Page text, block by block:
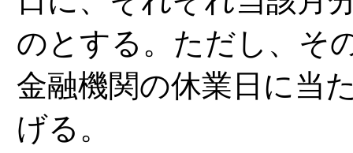
のとする。ただし、そ
金融機関の休業日に当
げる。